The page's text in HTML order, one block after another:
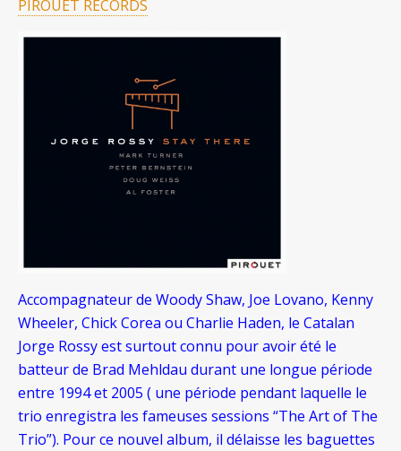
PIROUET RECORDS
Accompagnateur de Woody Shaw, Joe Lovano, Kenny
Wheeler, Chick Corea ou Charlie Haden, le Catalan
Jorge Rossy est surtout connu pour avoir été le
batteur de Brad Mehldau durant une longue période
entre 1994 et 2005 ( une période pendant laquelle le
trio enregistra les fameuses sessions “The Art of The
Trio”). Pour ce nouvel album, il délaisse les baguettes